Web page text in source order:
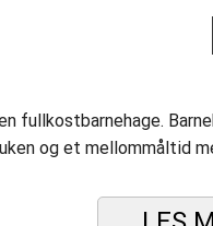
fullkostbarnehage.
og et mellommåltid